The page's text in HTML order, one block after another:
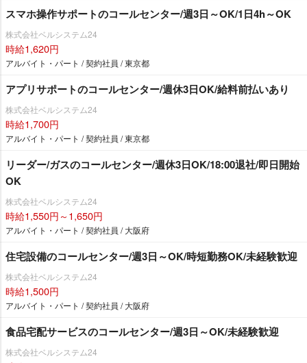
スマホ操作サポートのコールセンター/週3日～OK/1日4h～OK
株式会社ベルシステム24
時給1,620円
アルバイト・パート / 契約社員 / 東京都
アプリサポートのコールセンター/週休3日OK/給料前払いあり
株式会社ベルシステム24
時給1,700円
アルバイト・パート / 契約社員 / 東京都
リーダー/ガスのコールセンター/週休3日OK/18:00退社/即日開始
OK
株式会社ベルシステム24
時給1,550円～1,650円
アルバイト・パート / 契約社員 / 大阪府
住宅設備のコールセンター/週3日～OK/時短勤務OK/未経験歓迎
株式会社ベルシステム24
時給1,500円
アルバイト・パート / 契約社員 / 大阪府
食品宅配サービスのコールセンター/週3日～OK/未経験歓迎
株式会社ベルシステム24